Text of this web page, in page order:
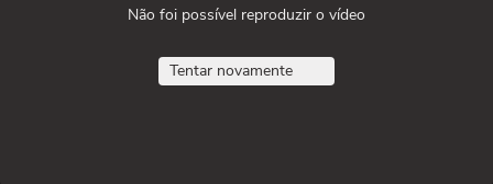
Não foi possível reproduzir o vídeo
Tentar novamente